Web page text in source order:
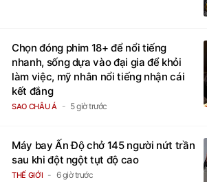
Chọn đóng phim 18+ để nổi tiếng
nhanh, sống dựa vào đại gia để khỏi
làm việc, mỹ nhân nổi tiếng nhận cái
kết đắng
SAO CHÂU Á 5 giờ trước
Máy bay Ấn Độ chở 145 người nứt trần
sau khi đột ngột tụt độ cao
THẾ GIỚI 6 giờ trước